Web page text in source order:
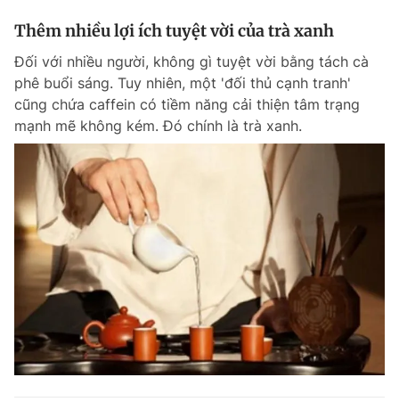
Thêm nhiều lợi ích tuyệt vời của trà xanh
Đối với nhiều người, không gì tuyệt vời bằng tách cà
phê buổi sáng. Tuy nhiên, một 'đối thủ cạnh tranh'
cũng chứa caffein có tiềm năng cải thiện tâm trạng
mạnh mẽ không kém. Đó chính là trà xanh.